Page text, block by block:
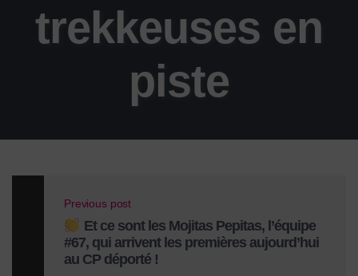
trekkeuses en
piste
Previous post
Et ce sont les Mojitas Pepitas, l’équipe
#67, qui arrivent les premières aujourd’hui
au CP déporté !